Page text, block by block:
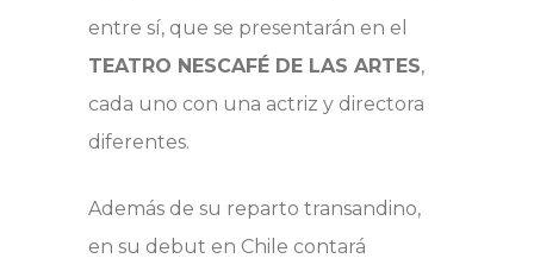
entre sí, que se presentarán en el
TEATRO NESCAFÉ DE LAS ARTES,
cada uno con una actriz y directora
diferentes.
Además de su reparto transandino,
en su debut en Chile contará